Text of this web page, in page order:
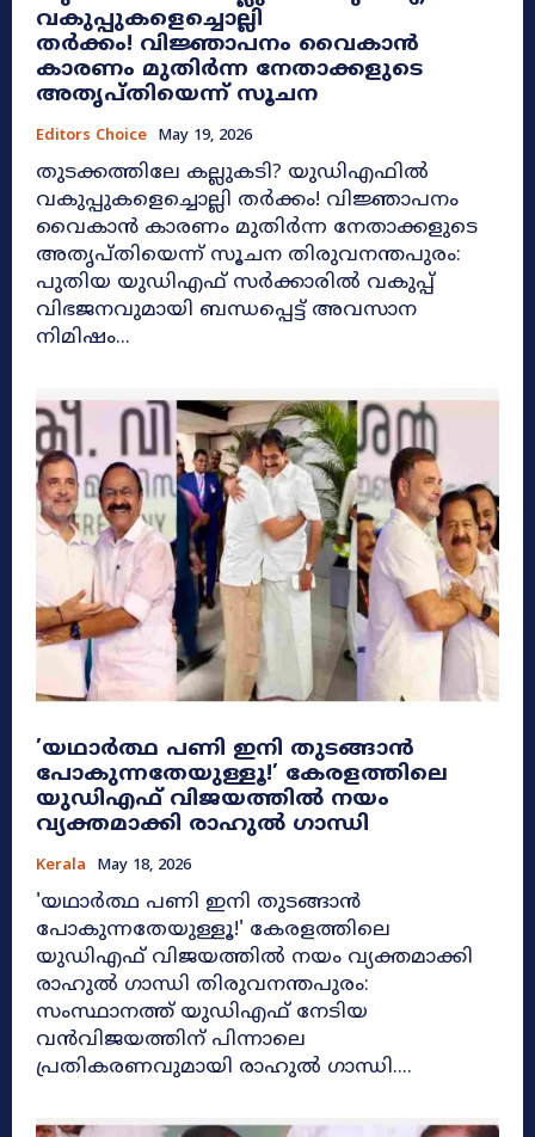
വകുപ്പുകളെച്ചൊല്ലി
തർക്കം! വിജ്ഞാപനം വൈകാൻ
കാരണം മുതിർന്ന നേതാക്കളുടെ
അതൃപ്തിയെന്ന് സൂചന
Editors Choice May 19, 2026
തുടക്കത്തിലേ കല്ലുകടി? യുഡിഎഫിൽ
വകുപ്പുകളെച്ചൊല്ലി തർക്കം! വിജ്ഞാപനം
വൈകാൻ കാരണം മുതിർന്ന നേതാക്കളുടെ
അതൃപ്തിയെന്ന് സൂചന തിരുവനന്തപുരം:
പുതിയ യുഡിഎഫ് സർക്കാരിൽ വകുപ്പ്
വിഭജനവുമായി ബന്ധപ്പെട്ട് അവസാന
നിമിഷം...
​’യഥാർത്ഥ പണി ഇനി തുടങ്ങാൻ
പോകുന്നതേയുള്ളൂ!’ കേരളത്തിലെ
യുഡിഎഫ് വിജയത്തിൽ നയം
വ്യക്തമാക്കി രാഹുൽ ഗാന്ധി
Kerala May 18, 2026
​'യഥാർത്ഥ പണി ഇനി തുടങ്ങാൻ
പോകുന്നതേയുള്ളൂ!' കേരളത്തിലെ
യുഡിഎഫ് വിജയത്തിൽ നയം വ്യക്തമാക്കി
രാഹുൽ ഗാന്ധി തിരുവനന്തപുരം:
സംസ്ഥാനത്ത് യുഡിഎഫ് നേടിയ
വൻവിജയത്തിന് പിന്നാലെ
പ്രതികരണവുമായി രാഹുൽ ഗാന്ധി....